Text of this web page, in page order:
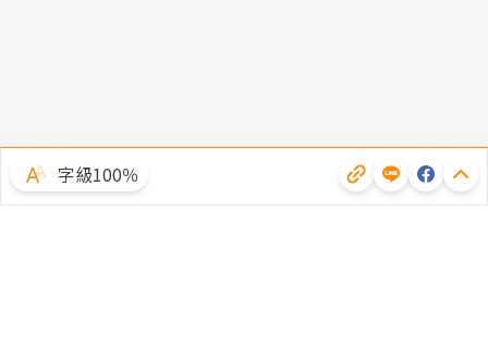
字級100％